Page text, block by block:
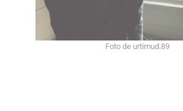
Foto de urtimud.89